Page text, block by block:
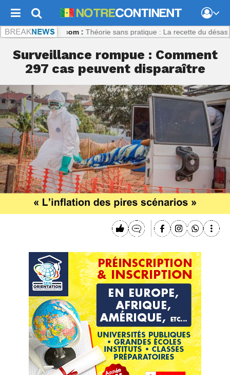
: Théorie sans pratique : La recette du désastre
Surveillance rompue : Comment
297 cas peuvent disparaître